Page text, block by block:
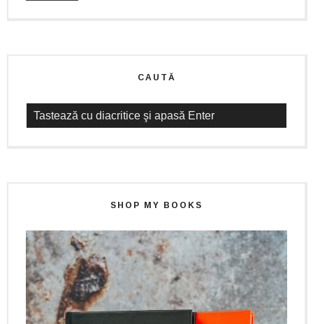
CAUTĂ
SHOP MY BOOKS